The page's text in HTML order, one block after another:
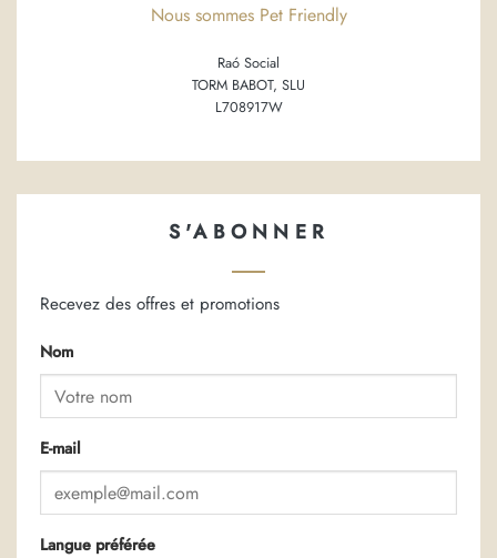
Nous sommes Pet Friendly
Raó Social
TORM BABOT, SLU
L708917W
S'ABONNER
Recevez des offres et promotions
Nom
E-mail
Langue préférée